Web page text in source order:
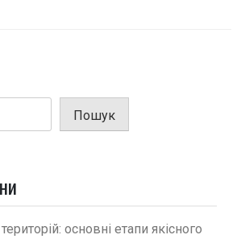
Пошук
основні етапи якісного